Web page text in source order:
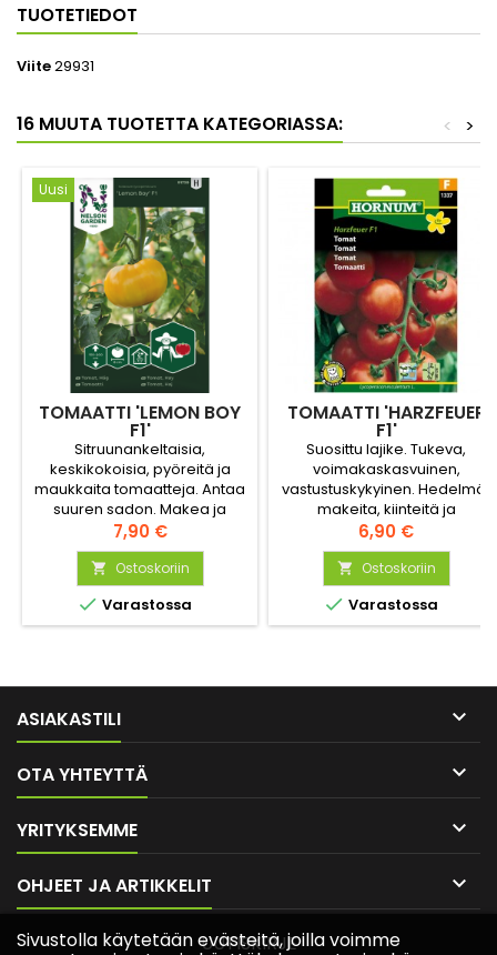
TUOTETIEDOT
Viite29931
16 MUUTA TUOTETTA KATEGORIASSA: >
<
Uusi
TOMAATTI 'LEMON BOY
F1'
Sitruunankeltaisia,
keskikokoisia, pyöreitä ja
maukkaita tomaatteja. Antaa
suuren sadon. Makea ja
mieto maku, hedelmäliha
kiinteää ja mehukasta.
Vastustuskykyinen taudeille.
Hinta
7,90 €
 Ostoskoriin
 Varastossa
TOMAATTI 'HARZFEUER
F1'
Suosittu lajike. Tukeva,
voimakaskasvuinen,
vastustuskykyinen. Hedelmät
makeita, kiinteitä ja
keskisuuria.
Hinta
6,90 €
 Ostoskoriin
 Varastossa
ASIAKASTILI 
OTA YHTEYTTÄ 
YRITYKSEMME 
OHJEET JA ARTIKKELIT 
Sivustolla käytetään evästeitä, joilla voimme
UUTISKIRJE